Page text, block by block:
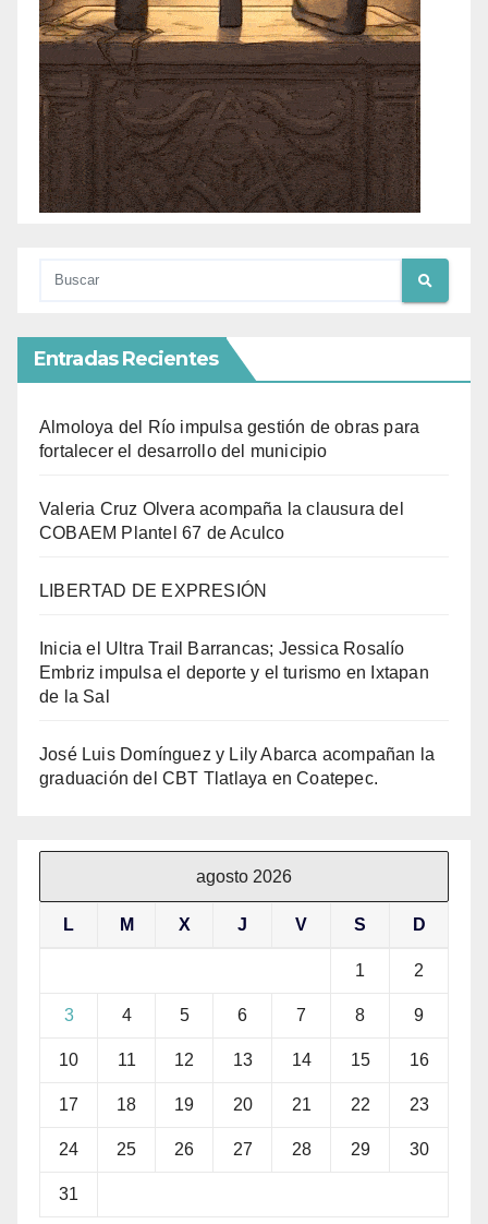
Entradas Recientes
Almoloya del Río impulsa gestión de obras para
fortalecer el desarrollo del municipio
Valeria Cruz Olvera acompaña la clausura del
COBAEM Plantel 67 de Aculco
LIBERTAD DE EXPRESIÓN
Inicia el Ultra Trail Barrancas; Jessica Rosalío
Embriz impulsa el deporte y el turismo en Ixtapan
de la Sal
José Luis Domínguez y Lily Abarca acompañan la
graduación del CBT Tlatlaya en Coatepec.
agosto 2026
L M X J V S D
1 2
3 4 5 6 7 8 9
10 11 12 13 14 15 16
17 18 19 20 21 22 23
24 25 26 27 28 29 30
31